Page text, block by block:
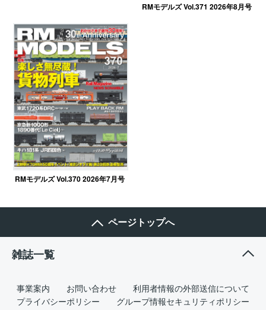
RMモデルズ Vol.371 2026年8月号
RMモデルズ Vol.370 2026年7月号
ページトップへ
雑誌一覧
事業案内 お問い合わせ
利用者情報の外部送信について
プライバシーポリシー
グループ情報セキュリティポリシー